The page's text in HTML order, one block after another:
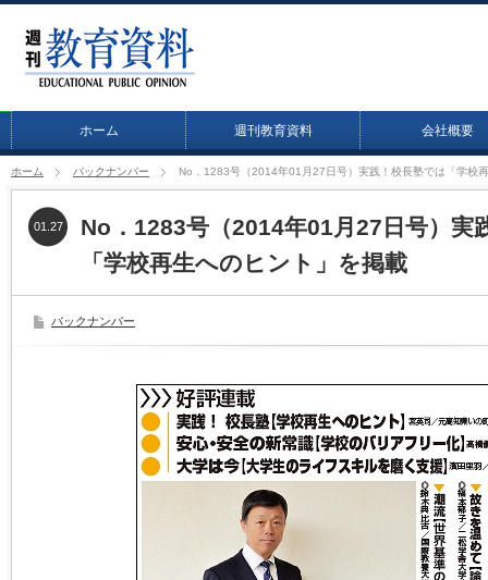
ホーム 週刊教育資料 会社概要
ホーム バックナンバー No．1283号（2014年01月27日号）実践！校長塾では「学校
No．1283号（2014年01月27日号）実
「学校再生へのヒント」を掲載
01.27
バックナンバー